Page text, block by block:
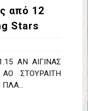
ΕΑΚ ΒΟΛΟΥ
επανήλθε στην
& ΕΡΜΗΣ
από 12
Stars
ΑΝ ΑΙΓΙΝΑΣ
ΑΟ ΣΤΟΥΡΑΙΤΗ